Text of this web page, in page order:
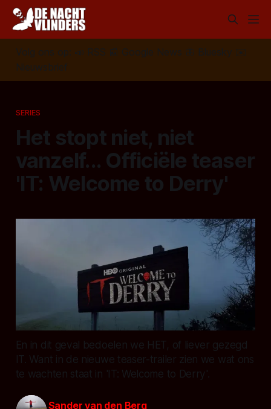
Volg ons op: 📣 RSS 📰 Google News 🦋 Bluesky
✉️
Nieuwsbrief
SERIES
Het stopt niet, niet
vanzelf... Officiële teaser
'IT: Welcome to Derry'
En in dit geval bedoelen we HET, of liever gezegd
IT. Want in de nieuwe teaser-trailer zien we wat ons
te wachten staat in 'IT: Welcome to Derry'.
Sander van den Berg